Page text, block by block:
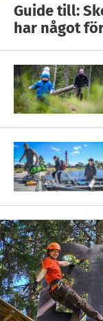
Guide till:
har något